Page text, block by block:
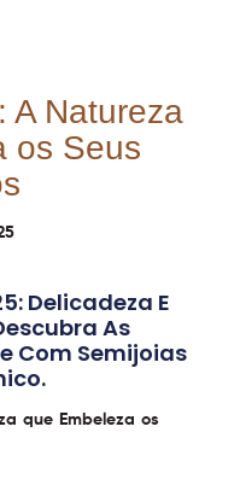
A Natureza
os Seus
Delicadeza E
As
Com Semijoias